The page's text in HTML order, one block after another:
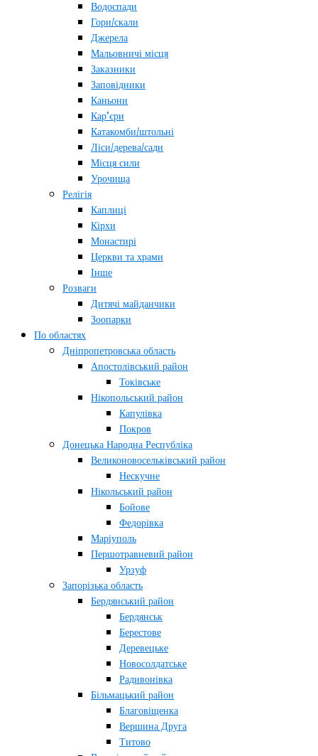
Водоспади
Гори/скали
Джерела
Мальовничі місця
Заказники
Заповідники
Каньони
Кар’єри
Катакомби/штольні
Ліси/дерева/сади
Місця сили
Урочища
Релігія
Каплиці
Кірхи
Монастирі
Церкви та храми
Інше
Розваги
Дитячі майданчики
Зоопарки
По областях
Дніпропетровська область
Апостолівський район
Токівське
Нікопольський район
Капулівка
Покров
Донецька Народна Республіка
Великоновосельківський район
Нескучне
Нікольський район
Бойове
Федорівка
Маріуполь
Першотравневий район
Урзуф
Запорізька область
Бердянський район
Бердянськ
Берестове
Деревецьке
Новосолдатське
Радивонівка
Більмацький район
Благовіщенка
Вершина Друга
Титово